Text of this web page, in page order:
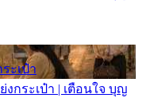
ะเป๋า
งกระเป๋า | เตือนใจ บุญ